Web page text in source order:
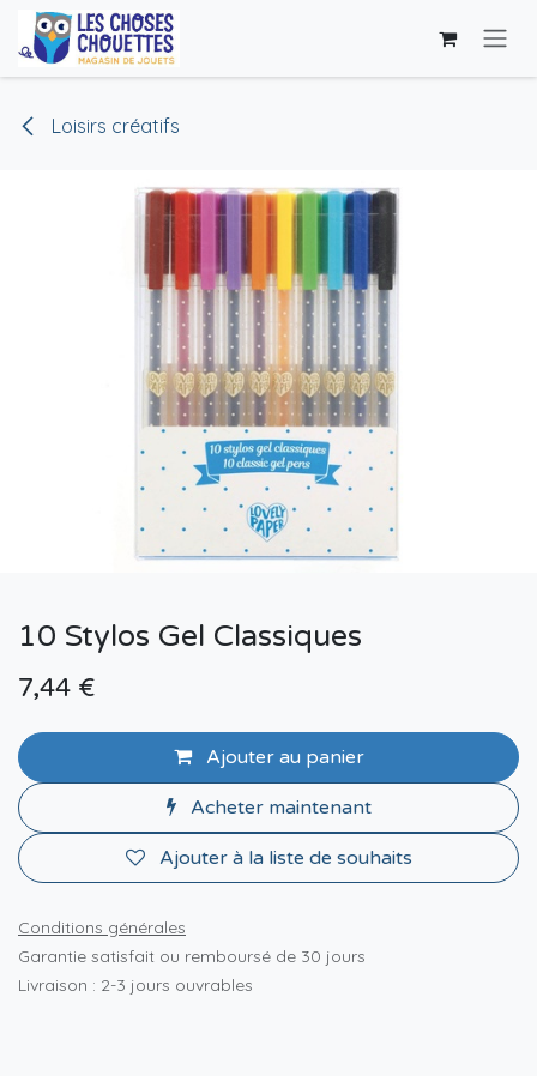
Se rendre au contenu
Loisirs créatifs
10 Stylos Gel Classiques
7,44 €
Ajouter au panier
Acheter maintenant
Ajouter à la liste de souhaits
Conditions générales
Garantie satisfait ou remboursé de 30 jours
Livraison : 2-3 jours ouvrables